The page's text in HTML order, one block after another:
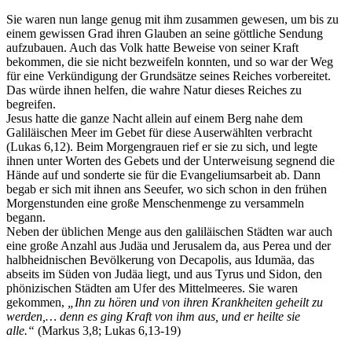
Sie waren nun lange genug mit ihm zusammen gewesen, um bis zu
einem gewissen Grad ihren Glauben an seine göttliche Sendung
aufzubauen. Auch das Volk hatte Beweise von seiner Kraft
bekommen, die sie nicht bezweifeln konnten, und so war der Weg
für eine Verkündigung der Grundsätze seines Reiches vorbereitet.
Das würde ihnen helfen, die wahre Natur dieses Reiches zu
begreifen.
Jesus hatte die ganze Nacht allein auf einem Berg nahe dem
Galiläischen Meer im Gebet für diese Auserwählten verbracht
(Lukas 6,12). Beim Morgengrauen rief er sie zu sich, und legte
ihnen unter Worten des Gebets und der Unterweisung segnend die
Hände auf und sonderte sie für die Evangeliumsarbeit ab. Dann
begab er sich mit ihnen ans Seeufer, wo sich schon in den frühen
Morgenstunden eine große Menschenmenge zu versammeln
begann.
Neben der üblichen Menge aus den galiläischen Städten war auch
eine große Anzahl aus Judäa und Jerusalem da, aus Perea und der
halbheidnischen Bevölkerung von Decapolis, aus Idumäa, das
abseits im Süden von Judäa liegt, und aus Tyrus und Sidon, den
phönizischen Städten am Ufer des Mittelmeeres. Sie waren
gekommen,
„Ihn zu hören und von ihren Krankheiten geheilt zu
werden,… denn es ging Kraft von ihm aus, und er heilte sie
alle.“ (Markus 3,8; Lukas 6,13-19)